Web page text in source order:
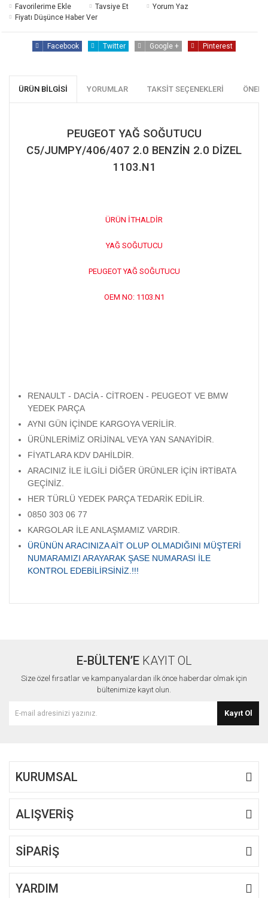
Tavsiye Et
Yorum Yaz
Fiyatı Düşünce Haber Ver
Facebook Twitter Google + Pinterest
ÜRÜN BILGISI YORUMLAR TAKSIT SEÇENEKLERI
PEUGEOT YAĞ SOĞUTUCU
C5/JUMPY/406/407 2.0 BENZİN 2.0 DİZEL
1103.N1
ÜRÜN İTHALDİR
YAĞ SOĞUTUCU
PEUGEOT YAĞ SOĞUTUCU
OEM NO: 1103.N1
RENAULT - DACİA - CİTROEN - PEUGEOT VE BMW
YEDEK PARÇA
AYNI GÜN İÇİNDE KARGOYA VERİLİR.
ÜRÜNLERİMİZ ORİJİNAL VEYA YAN SANAYİDİR.
FİYATLARA KDV DAHİLDİR.
ARACINIZ İLE İLGİLİ DİĞER ÜRÜNLER İÇİN İRTİBATA
GEÇİNİZ.
HER TÜRLÜ YEDEK PARÇA TEDARİK EDİLİR.
0850 303 06 77
KARGOLAR İLE ANLAŞMAMIZ VARDIR.
ÜRÜNÜN ARACINIZA AİT OLUP OLMADIĞINI MÜŞTERİ
NUMARAMIZI ARAYARAK ŞASE NUMARASI İLE
KONTROL EDEBİLİRSİNİZ.!!!
Yorum Yaz
Bu ürünün fiyat bilgisi, resim, ürün açıklamalarında ve diğer
Ürün açıklamasında eksik bilgiler bulunuyor.
Ürün fiyatı diğer sitelerden daha pahalı.
E-BÜLTEN’EKAYIT OL
Size özel fırsatlar ve kampanyalardan ilk önce haberdar olmak için
bültenimize kayıt olun.
Kayıt Ol
KURUMSAL
ALIŞVERİŞ
SİPARİŞ
YARDIM